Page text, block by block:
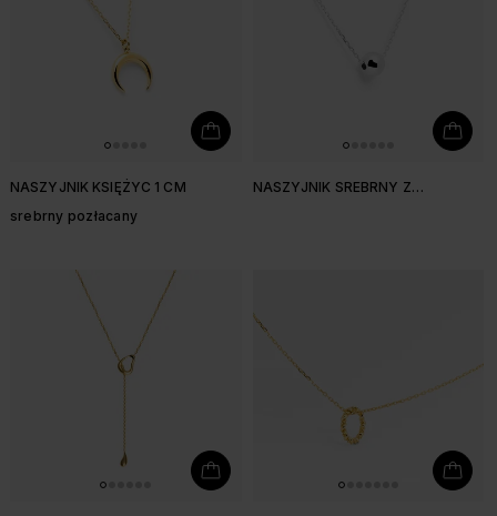
NASZYJNIK KSIĘŻYC 1 CM
srebrny pozłacany
NASZYJNIK SREBRNY Z